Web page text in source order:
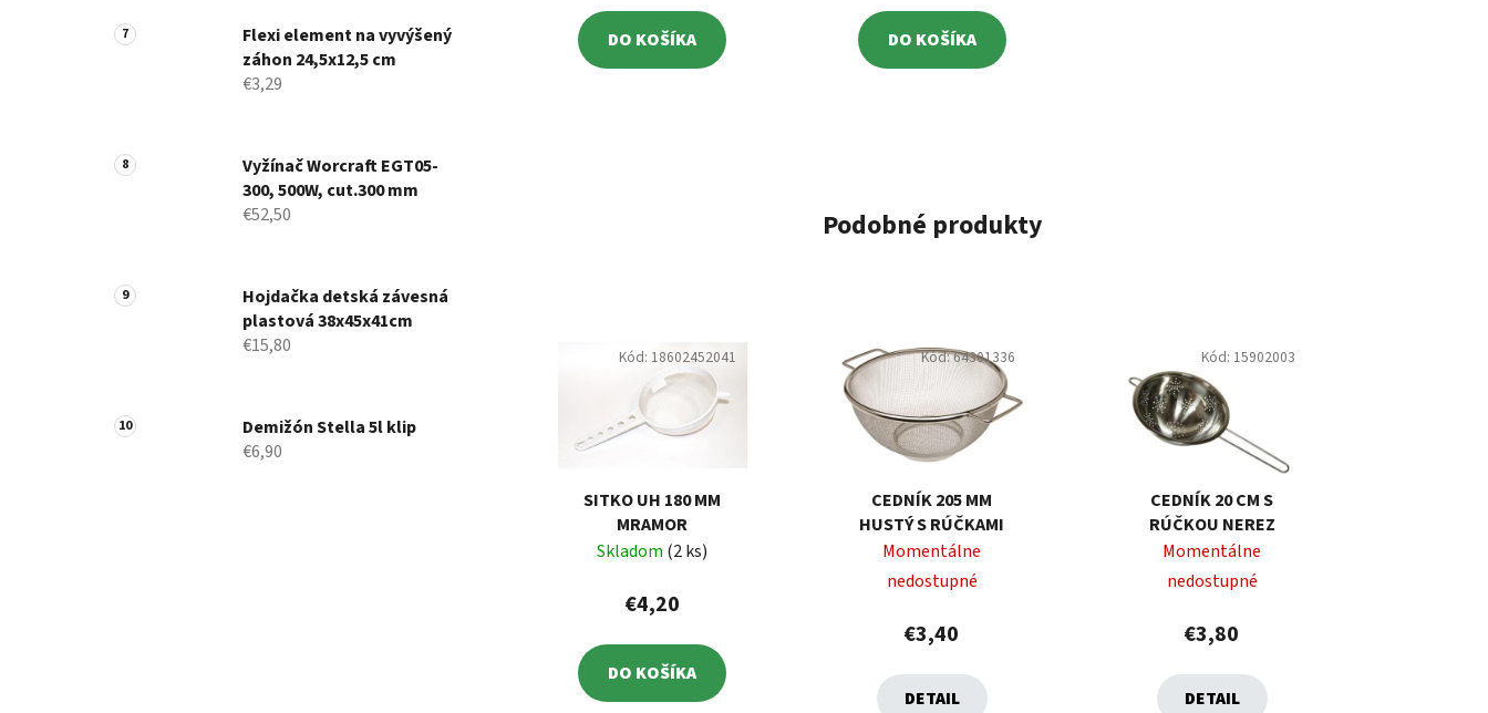
Flexi element na vyvýšený
záhon 24,5x12,5 cm
€3,29
Vyžínač Worcraft EGT05-
300, 500W, cut.300 mm
€52,50
Hojdačka detská závesná
plastová 38x45x41cm
€15,80
Demižón Stella 5l klip
€6,90
DO KOŠÍKA DO KOŠÍKA
Podobné produkty
SITKO UH 180 MM
MRAMOR
Skladom (2 ks)
€4,20
DO KOŠÍKA
Kód: 18602452041
CEDNÍK 205 MM
HUSTÝ S RÚČKAMI
Momentálne
nedostupné
€3,40
DETAIL
Kód:64301336
CEDNÍK 20 CM S
RÚČKOU NEREZ
Momentálne
nedostupné
€3,80
DETAIL
Kód: 15902003